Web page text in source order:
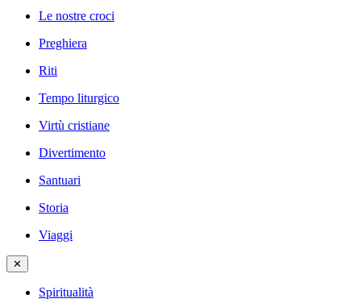
Le nostre croci
Preghiera
Riti
Tempo liturgico
Virtù cristiane
Divertimento
Santuari
Storia
Viaggi
✕
Spiritualità